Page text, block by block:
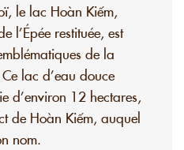
le lac Hoàn Kiếm,
l’Épée restituée, est
de la
lac d’eau douce
d’environ 12 hectares,
de Hoàn Kiếm, auquel
nom.